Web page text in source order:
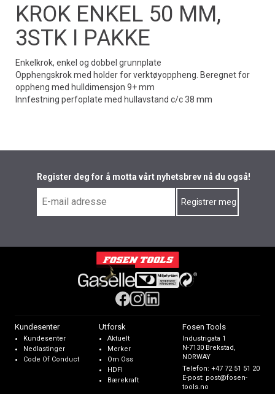
KROK ENKEL 50 MM,
3STK I PAKKE
Enkelkrok, enkel og dobbel grunnplate
Opphengskrok med holder for verktøyoppheng. Beregnet for
oppheng med hulldimensjon 9+ mm
Innfestning perfoplate med hullavstand c/c 38 mm
Register deg for å motta vårt nyhetsbrev nå du også!
Kundesenter
Kundesenter
Nedlastinger
Code Of Conduct
Utforsk
Aktuelt
Merker
Om Oss
HDFI
Bærekraft
Fosen Tools
Industrigata 1
N-7130 Brekstad,
NORWAY
Telefon:+47 72 51 51 20
E-post: post@fosen-
tools.no